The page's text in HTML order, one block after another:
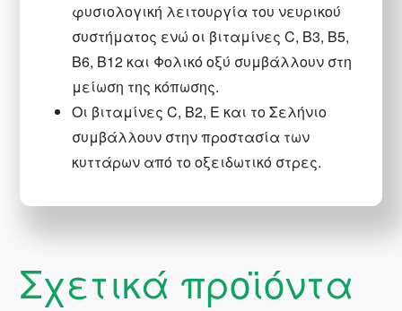
φυσιολογική λειτουργία του νευρικού
συστήματος ενώ οι βιταμίνες C, B3, Β5,
B6, B12 και Φολικό οξύ συμβάλλουν στη
μείωση της κόπωσης.
Οι βιταμίνες C, Β2, Ε και το Σελήνιο
συμβάλλουν στην προστασία των
κυττάρων από το οξειδωτικό στρες.
Σχετικά προϊόντα